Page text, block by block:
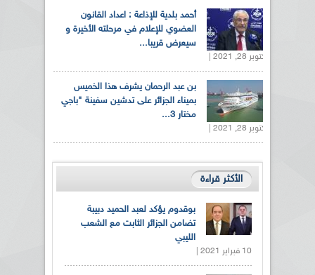
أحمد بلدية للإذاعة : اعداد القانون
العضوي للإعلام في مرحلته الأخيرة و
سيعرض قريبا...
أكتوبر 28, 2021 |
بن عبد الرحمان يشرف هذا الخميس
بميناء الجزائر على تدشين سفينة "باجي
مختار 3...
أكتوبر 28, 2021 |
الأكثر قراءة
بوقدوم يؤكد لعبد الحميد دبيبة
تضامن الجزائر الثابت مع الشعب
الليبي
10 فبراير 2021 |